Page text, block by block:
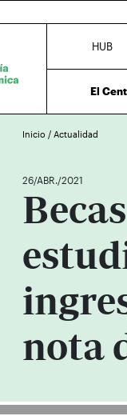
HUB
El
Inicio / Actualidad
26/ABR./2021
nota